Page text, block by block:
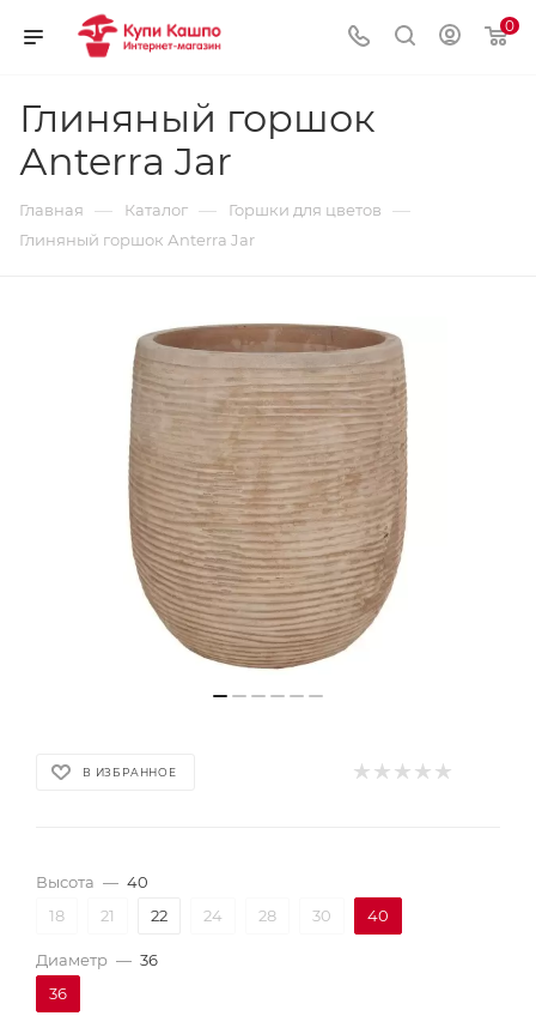
0
Глиняный горшок
Аnterra Jar
Главная — Каталог — Горшки для цветов —
Глиняный горшок Аnterra Jar
В ИЗБРАННОЕ
Высота — 40
18
21 22 24 28 30 40
Диаметр — 36
36